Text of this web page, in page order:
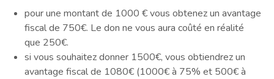
pour une montant de 1000 € vous obtenez un avantage
fiscal de 750€. Le don ne vous aura coûté en réalité
que 250€.
si vous souhaitez donner 1500€, vous obtiendrez un
avantage fiscal de 1080€ (1000€ à 75% et 500€ à